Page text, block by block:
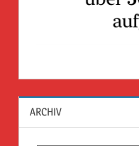
ARCHIV